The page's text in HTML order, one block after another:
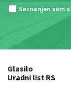
Seznanjen sem s
Glasilo
Uradni list RS